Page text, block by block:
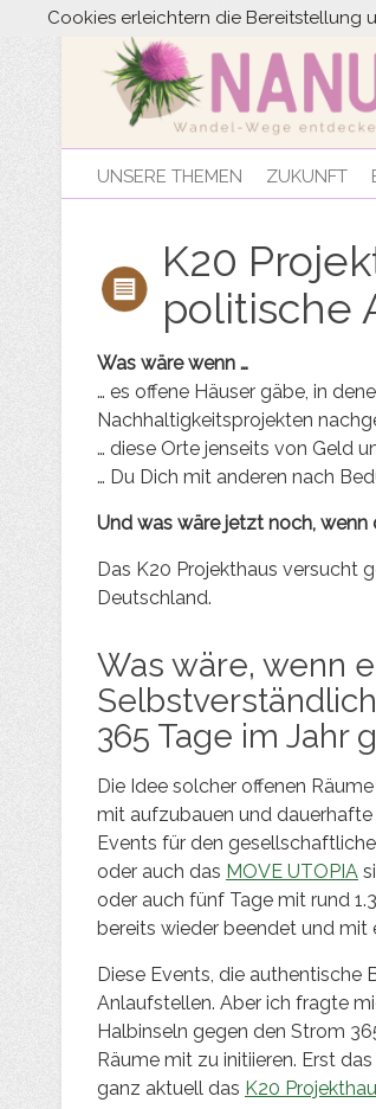
UNSERE THEMEN ZUKUNFT
K20
politische
Was wäre wenn …
… es offene Häuser gäbe, in
Nachhaltigkeitsprojekten
… diese Orte jenseits von Geld
… Du Dich mit anderen nach
Und was wäre jetzt noch, wenn
Das K20 Projekthaus versucht
Deutschland.
Was wäre, wenn
365 Tage im Jahr
Die Idee solcher offenen
mit aufzubauen und
Events für den
oder auch das MOVE UTOPIA
oder auch fünf Tage mit rund
bereits wieder beendet und mit
Diese Events, die
Anlaufstellen. Aber ich fragte
Halbinseln gegen den Strom
Räume mit zu initiieren. Erst
ganz aktuell das K20
Cookies erleichtern die Bereitstellung